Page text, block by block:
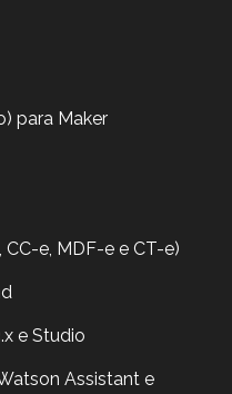
para Maker
e, MDF-e e CT-e)
e Studio
Assistant e